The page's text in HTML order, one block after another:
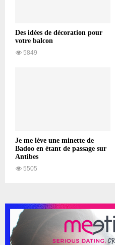
Des idées de décoration pour
votre balcon
5849
Je me lève une minette de
Badoo en étant de passage sur
Antibes
5505